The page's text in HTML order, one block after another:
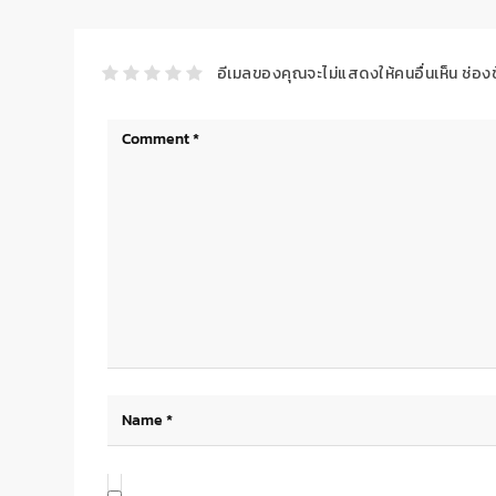
อีเมลของคุณจะไม่แสดงให้คนอื่นเห็น ช่อง